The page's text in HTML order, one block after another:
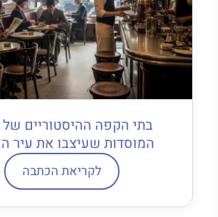
בתי הקפה ההיסטוריים של
המוסדות שעיצבו את עיר
לקריאת הכתבה